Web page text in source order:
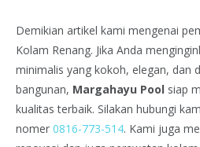
Demikian artikel kami mengenai
Kolam Renang. Jika Anda
minimalis yang kokoh, elegan, dan
bangunan, Margahayu Pool siap
kualitas terbaik. Silakan hubungi
nomer 0816-773-514. Kami juga